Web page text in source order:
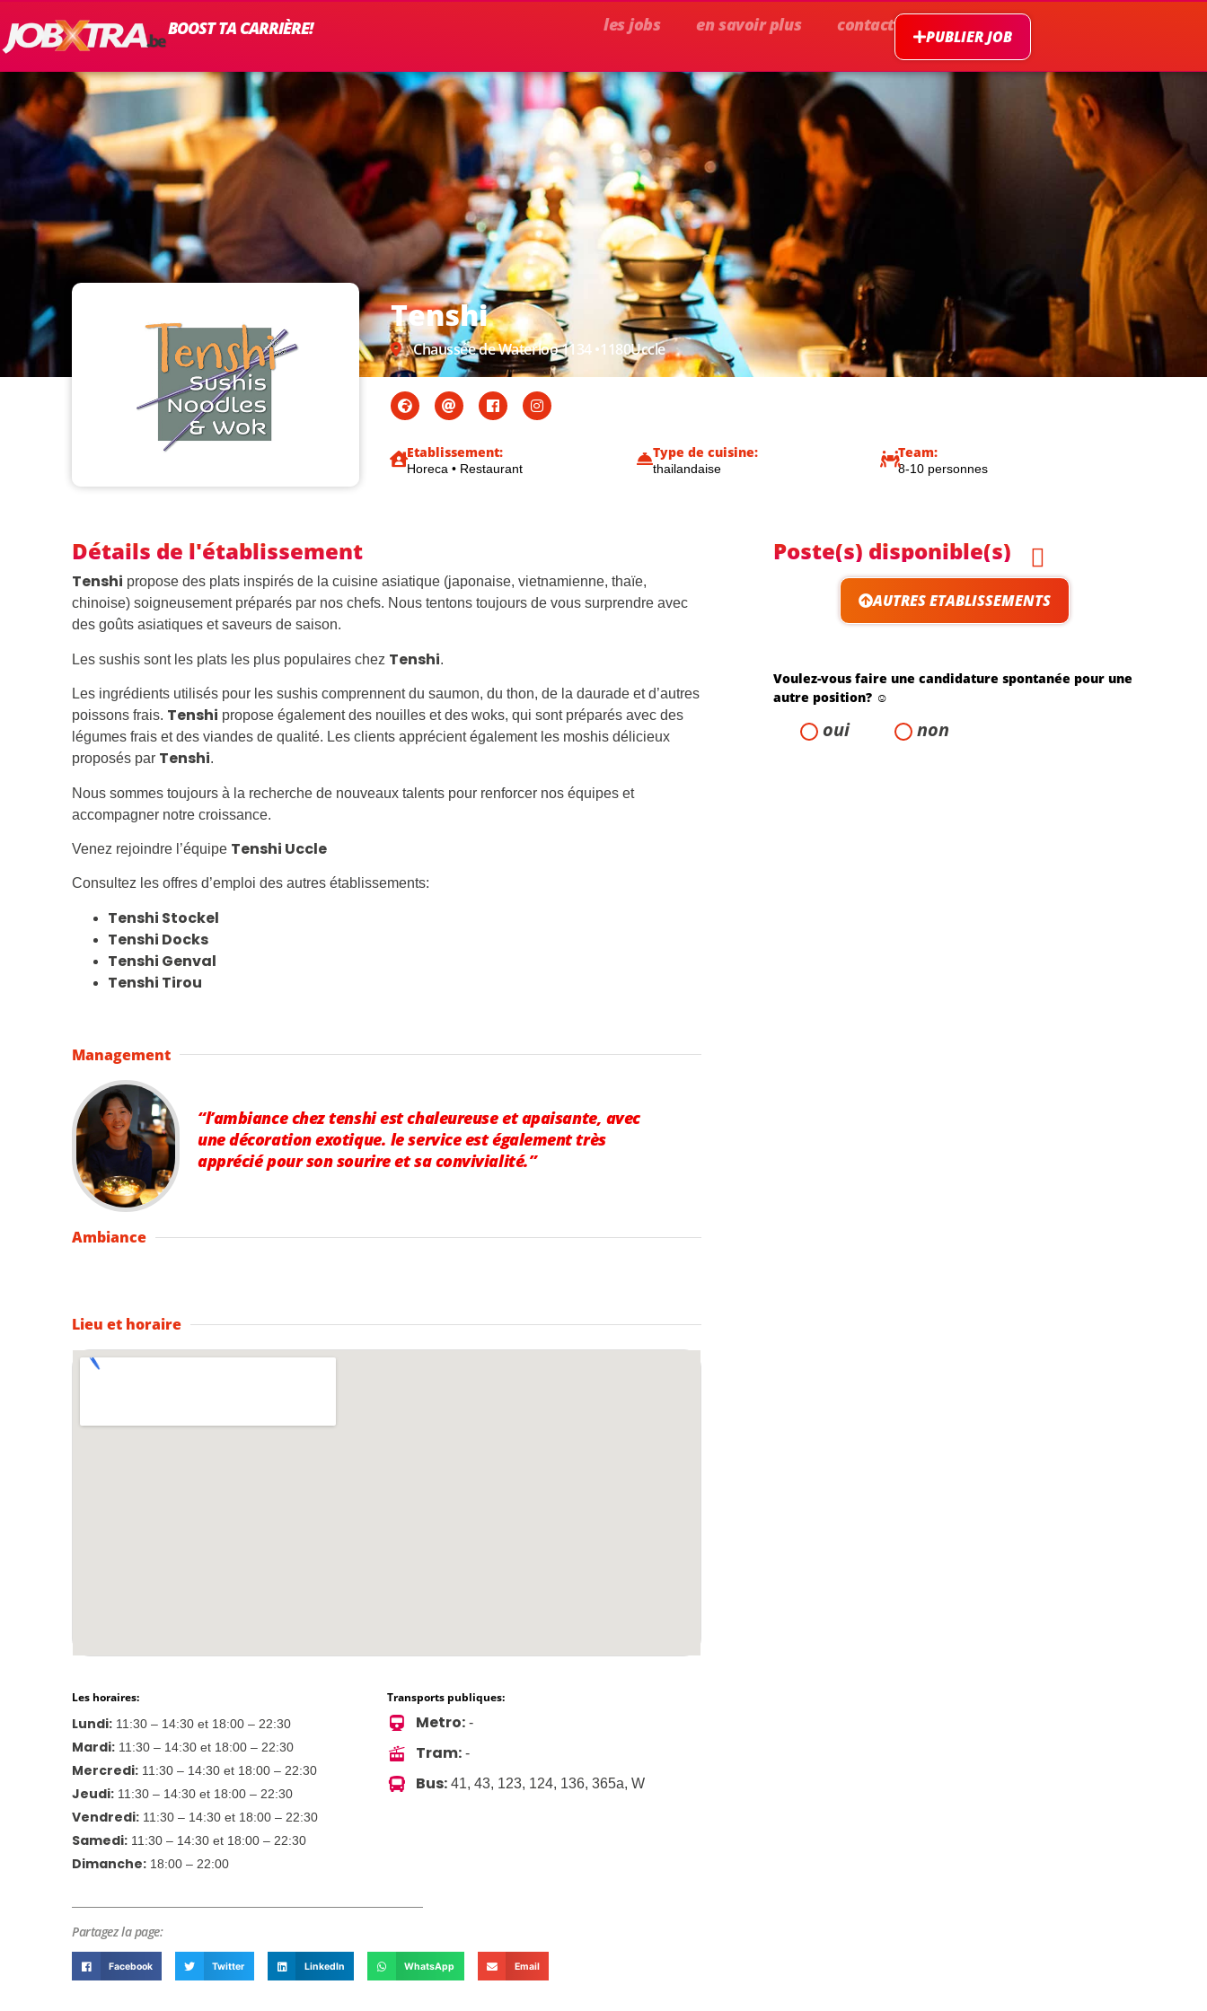
BOOST TA CARRIÈRE! les jobs en savoir plus contact
PUBLIER JOB
Tenshi
Chaussée de Waterloo 1134 •1180Uccle
Etablissement:
Horeca • Restaurant
Type de cuisine:
thailandaise
Team:
8-10 personnes
Tenshi
Détails de l'établissement
Tenshi propose des plats inspirés de la cuisine asiatique (japonaise, vietnamienne, thaïe,
chinoise) soigneusement préparés par nos chefs. Nous tentons toujours de vous surprendre avec
des goûts asiatiques et saveurs de saison.
Les sushis sont les plats les plus populaires chez Tenshi.
Les ingrédients utilisés pour les sushis comprennent du saumon, du thon, de la daurade et d’autres
poissons frais. Tenshi propose également des nouilles et des woks, qui sont préparés avec des
légumes frais et des viandes de qualité. Les clients apprécient également les moshis délicieux
proposés par Tenshi.
Nous sommes toujours à la recherche de nouveaux talents pour renforcer nos équipes et
accompagner notre croissance.
Venez rejoindre l’équipe Tenshi Uccle
Consultez les offres d’emploi des autres établissements:
Tenshi Stockel
Tenshi Docks
Tenshi Genval
Tenshi Tirou
Management
“l’ambiance cheztenshiest chaleureuse et apaisante, avec
une décoration exotique. le service est également très
apprécié pour son sourire et sa convivialité.”
Ambiance
Lieu et horaire
Les horaires: Transports publiques:
Lundi: 11:30 – 14:30 et 18:00 – 22:30
Mardi: 11:30 – 14:30 et 18:00 – 22:30
Mercredi: 11:30 – 14:30 et 18:00 – 22:30
Jeudi: 11:30 – 14:30 et 18:00 – 22:30
Vendredi: 11:30 – 14:30 et 18:00 – 22:30
Samedi: 11:30 – 14:30 et 18:00 – 22:30
Dimanche: 18:00 – 22:00
Metro: -
Tram: -
Bus: 41, 43, 123, 124, 136, 365a, W
Poste(s) disponible(s)
AUTRES ETABLISSEMENTS
Voulez-vous faire une candidature spontanée pour une
autre position? ☺️
oui non
Partagez la page:
Facebook Twitter LinkedIn WhatsApp Email